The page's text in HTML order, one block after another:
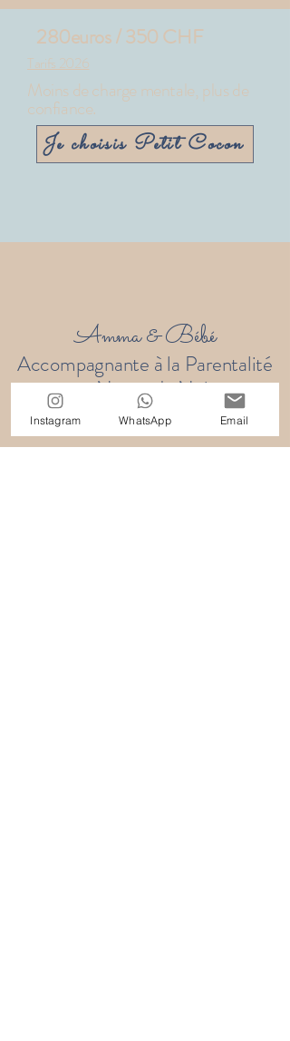
280euros / 350 CHF
Tarifs 2026
Moins de charge mentale, plus de
confiance.
Je choisis Petit Cocon
Amma & Bébé
Accompagnante à la Parentalité
et Nanny de Nuit
Instagram WhatsApp Email